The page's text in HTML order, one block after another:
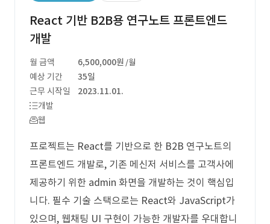
React 기반 B2B용 연구노트 프론트엔드
개발
월 금액 6,500,000원 /월
예상 기간
35일
근무 시작일
2023.11.01.
개발
웹
프로젝트는 React를 기반으로 한 B2B 연구노트의
프론트엔드 개발로, 기존 메신저 서비스를 고객사에
제공하기 위한 admin 화면을 개발하는 것이 핵심입
니다. 필수 기술 스택으로는 React와 JavaScript가
있으며, 웹채팅 UI 구현이 가능한 개발자를 우대합니